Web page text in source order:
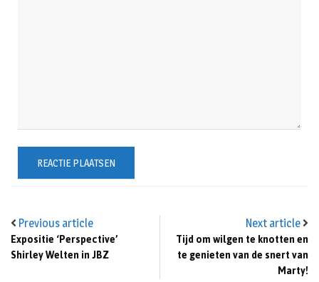
Previous article
Expositie ‘Perspective’
Shirley Welten in JBZ
Next article
Tijd om wilgen te knotten en
te genieten van de snert van
Marty!